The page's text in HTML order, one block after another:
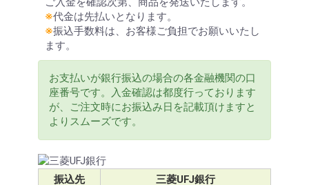
※代金は先払いとなります。
※振込手数料は、お客様ご負担でお願いいたし
ます。
お支払いが銀行振込の場合の各金融機関の口
座番号です。入金確認は都度行っております
が、ご注文時にお振込み日を記載頂けますと
よりスムーズです。
振込先
三菱UFJ銀行